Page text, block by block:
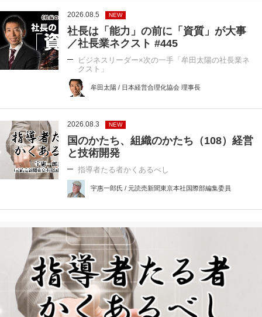
2026.08.5 NEW
社長は「能力」の前に「資質」が大事
／社長業ネクスト #445
ビジネスリーダー×次の一手「牟田太陽の社長業ネ
クスト」
牟田太陽 / 日本経営合理化協会 理事長
2026.08.3 NEW
国のかたち、組織のかたち（108）経営
と技術開発
指導者たる者かくあるべし
宇惠一郎氏 / 元読売新聞東京本社国際部編集委員